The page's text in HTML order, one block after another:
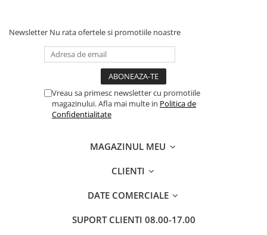
Newsletter Nu rata ofertele si promotiile noastre
Vreau sa primesc newsletter cu promotiile
magazinului. Afla mai multe in Politica de
Confidentialitate
MAGAZINUL MEU
CLIENTI
DATE COMERCIALE
SUPORT CLIENTI 08.00-17.00